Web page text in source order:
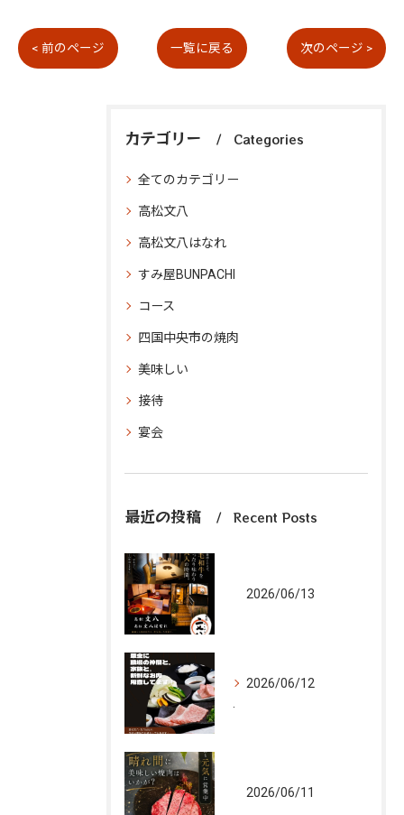
< 前のページ 一覧に戻る 次のページ >
カテゴリー Categories
全てのカテゴリー
高松文八
高松文八はなれ
すみ屋BUNPACHI
コース
四国中央市の焼肉
美味しい
接待
宴会
最近の投稿 Recent Posts
2026/06/13
2026/06/12
.
2026/06/11